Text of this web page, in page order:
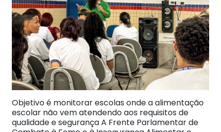
Objetivo é monitorar escolas onde a alimentação
escolar não vem atendendo aos requisitos de
qualidade e segurança A Frente Parlamentar de